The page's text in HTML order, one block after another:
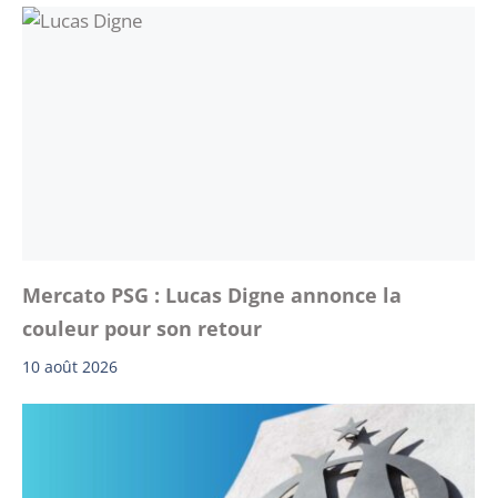
Mercato PSG : Lucas Digne annonce la
couleur pour son retour
10 août 2026